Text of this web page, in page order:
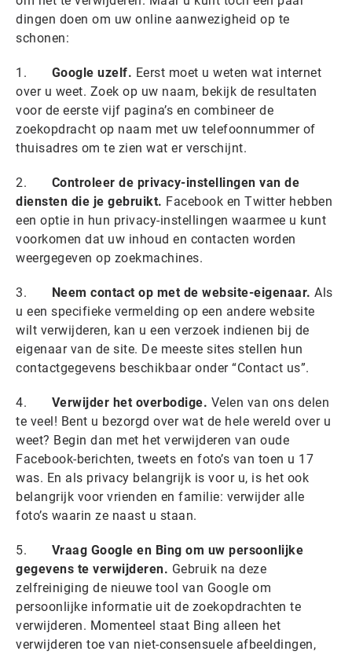
dingen doen om uw online aanwezigheid op te
schonen:
1. Google uzelf. Eerst moet u weten wat internet
over u weet. Zoek op uw naam, bekijk de resultaten
voor de eerste vijf pagina’s en combineer de
zoekopdracht op naam met uw telefoonnummer of
thuisadres om te zien wat er verschijnt.
2. Controleer de privacy-instellingen van de
diensten die je gebruikt. Facebook en Twitter hebben
een optie in hun privacy-instellingen waarmee u kunt
voorkomen dat uw inhoud en contacten worden
weergegeven op zoekmachines.
3. Neem contact op met de website-eigenaar. Als
u een specifieke vermelding op een andere website
wilt verwijderen, kan u een verzoek indienen bij de
eigenaar van de site. De meeste sites stellen hun
contactgegevens beschikbaar onder “Contact us”.
4. Verwijder het overbodige. Velen van ons delen
te veel! Bent u bezorgd over wat de hele wereld over u
weet? Begin dan met het verwijderen van oude
Facebook-berichten, tweets en foto’s van toen u 17
was. En als privacy belangrijk is voor u, is het ook
belangrijk voor vrienden en familie: verwijder alle
foto’s waarin ze naast u staan.
5. Vraag Google en Bing om uw persoonlijke
gegevens te verwijderen. Gebruik na deze
zelfreiniging de nieuwe tool van Google om
persoonlijke informatie uit de zoekopdrachten te
verwijderen. Momenteel staat Bing alleen het
verwijderen toe van niet-consensuele afbeeldingen,